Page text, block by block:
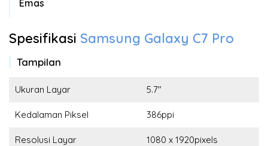
Emas
Spesifikasi Samsung Galaxy C7 Pro
Tampilan
Ukuran Layar 5.7"
Kedalaman Piksel 386ppi
Resolusi Layar 1080 x 1920pixels